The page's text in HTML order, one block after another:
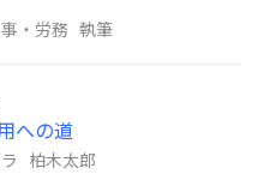
・労務 執筆
への道
柏木太郎